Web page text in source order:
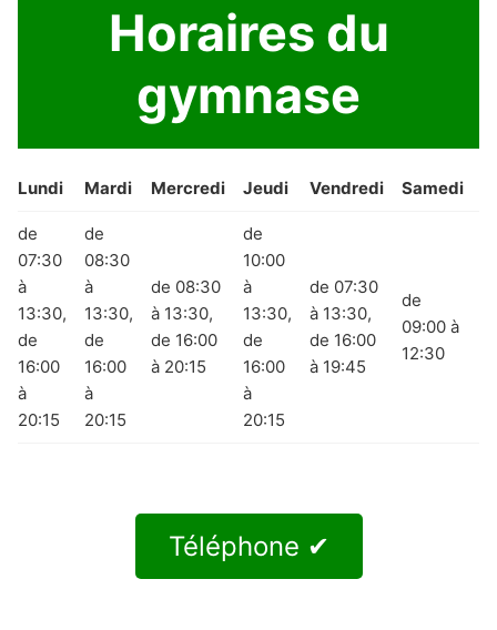
Horaires du
gymnase
Lundi Mardi Mercredi Jeudi Vendredi Samedi
de
07:30
à
13:30,
de
16:00
à
20:15
de
08:30
à
13:30,
de
16:00
à
20:15
de 08:30
à 13:30,
de 16:00
à 20:15
de
10:00
à
13:30,
de
16:00
à
20:15
de 07:30
à 13:30,
de 16:00
à 19:45
de
09:00 à
12:30
Téléphone ✔